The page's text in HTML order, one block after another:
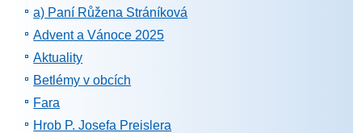
a) Paní Růžena Stráníková
Advent a Vánoce 2025
Aktuality
Betlémy v obcích
Fara
Hrob P. Josefa Preislera